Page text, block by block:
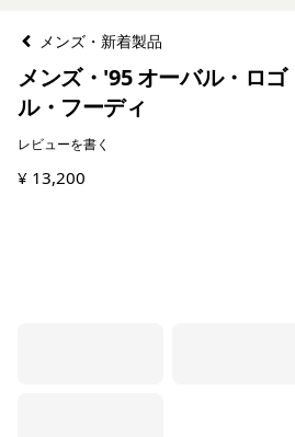
メンズ・新着製品
メンズ・'95 オーバル・ロ
ル・フーディ
レビューを書く
¥ 13,200